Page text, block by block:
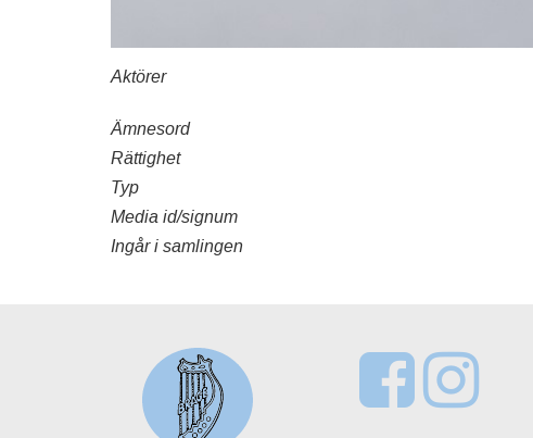
Aktörer
Ämnesord
Rättighet
Typ
Media id/signum
Ingår i samlingen